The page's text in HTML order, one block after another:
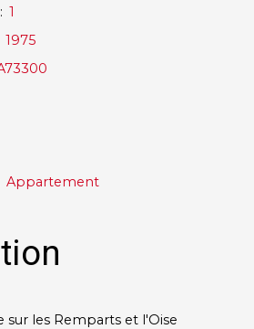
: 1
1975
Appartement
sur les Remparts et l'Oise